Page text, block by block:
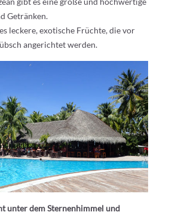
Getränken.
leckere, exotische Früchte, die vor
angerichtet werden.
unter dem Sternenhimmel und